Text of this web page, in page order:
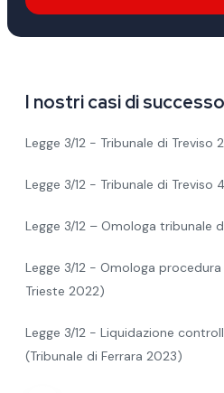
I nostri casi di successo
Legge 3/12 - Tribunale di Treviso
Legge 3/12 - Tribunale di Treviso
Legge 3/12 – Omologa tribunale
Legge 3/12 - Omologa
Trieste 2022)
Legge 3/12 - Liquidazione
(Tribunale di Ferrara 2023)